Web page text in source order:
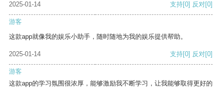
2025-01-14
支持[0] 反对[0]
游客
这款app就像我的娱乐小助手，随时随地为我的娱乐提供帮助。
2025-01-14 支持[0] 反对[0]
游客
这款app的学习氛围很浓厚，能够激励我不断学习，让我能够取得更好的